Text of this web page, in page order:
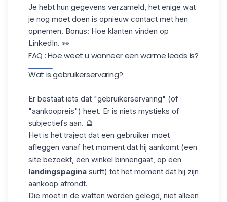
Je hebt hun gegevens verzameld, het enige wat
je nog moet doen is opnieuw contact met hen
opnemen. Bonus: Hoe klanten vinden op
LinkedIn. 👀
FAQ : Hoe weet u wanneer een warme leads is?
Wat is gebruikerservaring?
Er bestaat iets dat "gebruikerservaring" (of
"aankoopreis") heet. Er is niets mystieks of
subjectiefs aan. 🔮
Het is het traject dat een gebruiker moet
afleggen vanaf het moment dat hij aankomt (een
site bezoekt, een winkel binnengaat, op een
landingspagina surft) tot het moment dat hij zijn
aankoop afrondt.
Die moet in de watten worden gelegd, niet alleen